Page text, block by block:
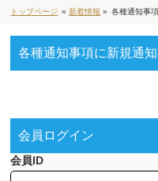
トップページ »新着情報 » 各種通知事
各種通知事項に新規通
会員ログイン
会員ID